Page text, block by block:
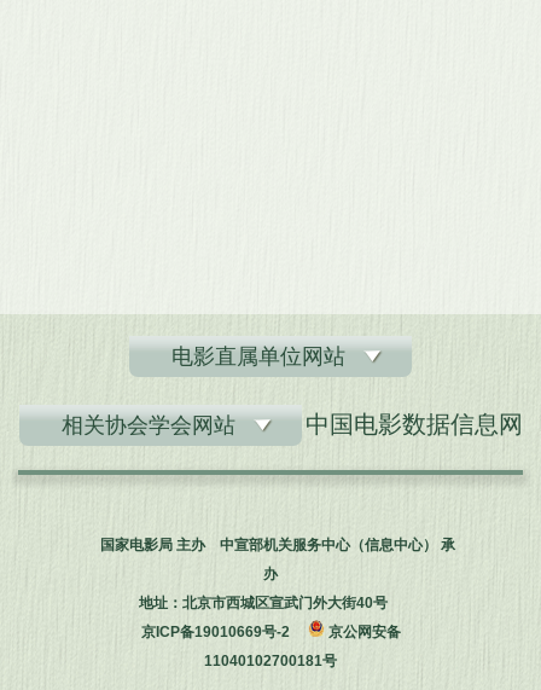
电影直属单位网站
相关协会学会网站 中国电影数据信息网
国家电影局 主办 中宣部机关服务中心（信息中心） 承
办
地址：北京市西城区宣武门外大街40号
京ICP备19010669号-2
京公网安备
11040102700181号